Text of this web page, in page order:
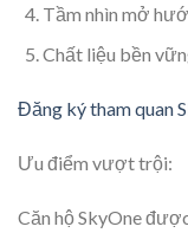
Tầm nhìn mở
Chất liệu bền
Đăng ký tham quan
Ưu điểm vượt trội:
Căn hộ SkyOne